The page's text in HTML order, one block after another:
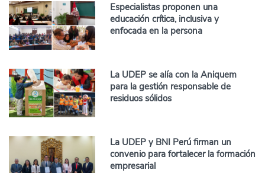
Especialistas proponen una
educación crítica, inclusiva y
enfocada en la persona
La UDEP se alía con la Aniquem
para la gestión responsable de
residuos sólidos
La UDEP y BNI Perú firman un
convenio para fortalecer la formación
empresarial